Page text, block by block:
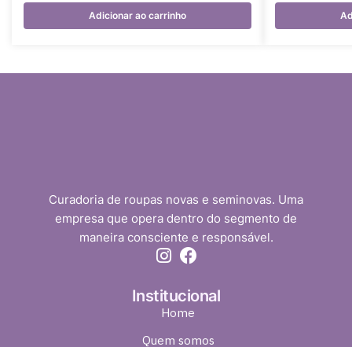
Adicionar ao carrinho
Curadoria de roupas novas e seminovas. Uma
empresa que opera dentro do segmento de
maneira consciente e responsável.
Institucional
Home
Quem somos